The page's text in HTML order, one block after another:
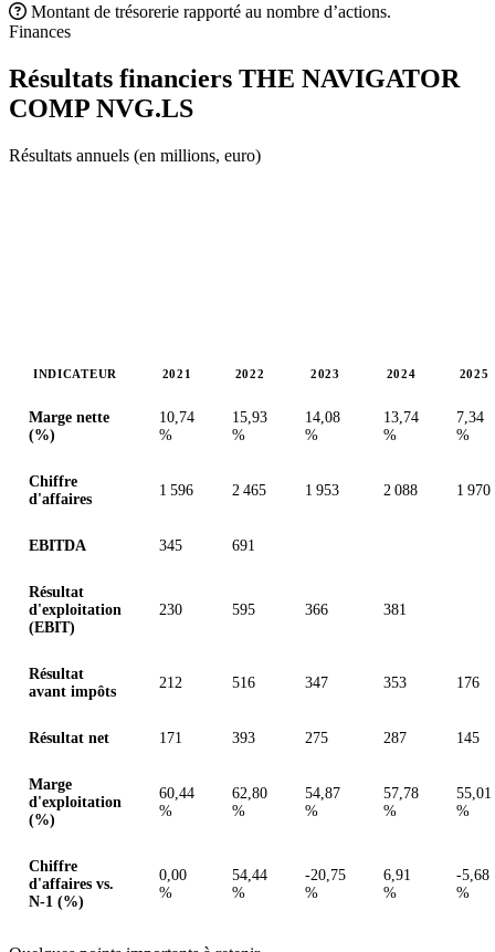
Montant de trésorerie rapporté au nombre d’actions.
Finances
Résultats financiers THE NAVIGATOR
COMP NVG.LS
Résultats annuels (en millions, euro)
INDICATEUR 2021 2022 2023 2024 2025
Marge nette
(%)
10,74
%
15,93
%
14,08
%
13,74
%
7,34
%
Chiffre
d'affaires
1 596 2 465 1 953 2 088 1 970
EBITDA 345 691
Résultat
d'exploitation
(EBIT)
230 595 366 381
Résultat
avant impôts
212 516 347 353 176
Résultat net 171 393 275 287 145
Marge
d'exploitation
(%)
60,44
%
62,80
%
54,87
%
57,78
%
55,01
%
Chiffre
d'affaires vs.
N-1 (%)
0,00
%
54,44
%
-20,75
%
6,91
%
-5,68
%